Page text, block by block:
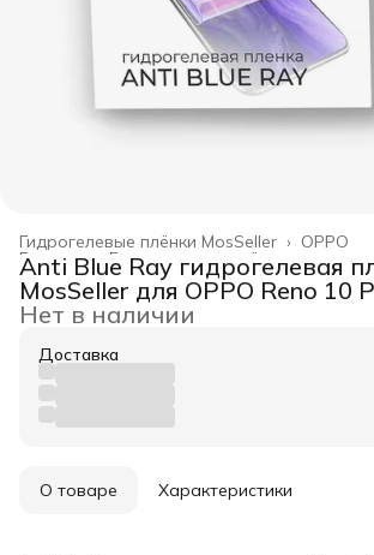
OPPO
Гидрогелевые плёнки MosSeller ›
Гидрогелевые плёнки ›
Главная ›
Anti Blue Ray гидрогелевая
MosSeller для OPPO Reno 10
Нет в наличии
Доставка
О товаре Характеристики